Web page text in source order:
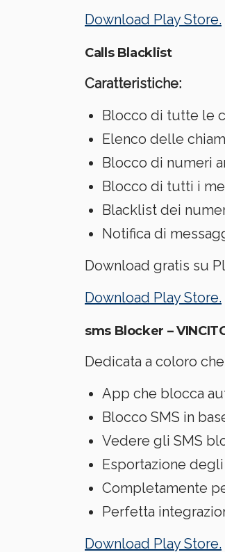
Download Play Store.
Calls Blacklist
Caratteristiche:
Blocco di tutte le
Elenco delle
Blocco di numeri
Blocco di tutti i
Blacklist dei
Notifica di
Download gratis su
Download Play Store.
sms Blocker –
Dedicata a coloro
App che blocca
Blocco SMS in
Vedere gli SMS
Esportazione
Completamente
Perfetta
Download Play Store.